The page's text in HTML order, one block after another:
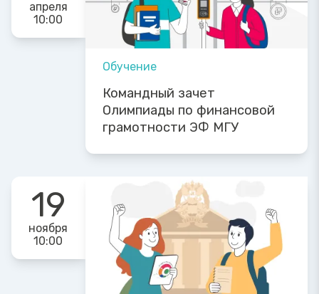
апреля
10:00
Обучение
Командный зачет
Олимпиады по финансовой
грамотности ЭФ МГУ
19
ноября
10:00